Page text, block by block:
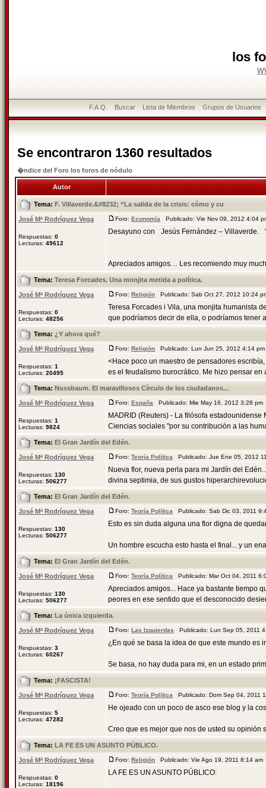
los
F.A.Q. Buscar Lista de Miembros Grupos de Usuarios
Se encontraron 1360 resultados
�ndice del Foro los foros de nódulo
Autor
Tema: F. Villaverde.&#8232; “La salida de la crisis: cómo y cu
José Mª Rodríguez Vega
Respuestas: 0
Lecturas: 49612
Foro: Economía Publicado: Vie Nov 09, 2012 4:04
Desayuno con Jesús Fernández – Villaverde.
Apreciados amigos… Les recomiendo muy
Tema: Teresa Forcades. Una monjita metida a política.
José Mª Rodríguez Vega
Respuestas: 0
Lecturas: 48256
Foro: Religión Publicado: Sab Oct 27, 2012 10:24
Teresa Forcades i Vila, una monjita humanista
que podríamos decir de ella, o podríamos tener
Tema: ¿Y ahora qué?
José Mª Rodríguez Vega
Respuestas: 1
Lecturas: 20495
Foro: Religión Publicado: Lun Jun 25, 2012 4:14
<Hace poco un maestro de pensadores
es el feudalismo burocrático. Me hizo pensar en
Tema: Nussbaum. El maravillosos Círculo de los ciudadanos...
José Mª Rodríguez Vega
Respuestas: 1
Lecturas: 9824
Foro: España Publicado: Mie May 16, 2012 3:28
MADRID (Reuters) - La filósofa
Ciencias sociales "por su contribución a las
Tema: El Gran Jardín del Edén.
José Mª Rodríguez Vega
Respuestas: 130
Lecturas: 506277
Foro: Teoría Política Publicado: Jue Ene 05, 2012
Nueva flor, nueva perla para mi Jardín del
divina septimia, de sus gustos
Tema: El Gran Jardín del Edén.
José Mª Rodríguez Vega
Respuestas: 130
Lecturas: 506277
Foro: Teoría Política Publicado: Sab Dic 03, 2011
Esto es sin duda alguna una flor digna de
Un hombre escucha esto hasta el final... y un
Tema: El Gran Jardín del Edén.
José Mª Rodríguez Vega
Respuestas: 130
Lecturas: 506277
Foro: Teoría Política Publicado: Mar Oct 04, 2011
Apreciados amigos... Hace ya bastante tiempo
peores en ese sentido que el desconocido
Tema: La única izquierda.
José Mª Rodríguez Vega
Respuestas: 3
Lecturas: 60267
Foro: Las Izquierdas Publicado: Lun Sep 05, 2011
¿En qué se basa la idea de que este mundo es
Se basa, no hay duda para mi, en un estado
Tema: ¡FASCISTA!
José Mª Rodríguez Vega
Respuestas: 5
Lecturas: 47282
Foro: Teoría Política Publicado: Dom Sep 04, 2011
He ojeado con un poco de asco ese blog y la
Creo que es mejor que nos de usted su opinión
Tema: LA FE ES UN ASUNTO PÚBLICO.
José Mª Rodríguez Vega
Respuestas: 0
Lecturas: 18196
Foro: Religión Publicado: Vie Ago 19, 2011 8:14
LA FE ES UN ASUNTO PÚBLICO: